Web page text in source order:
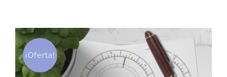
U$
72.
U$
58.
¡Oferta!